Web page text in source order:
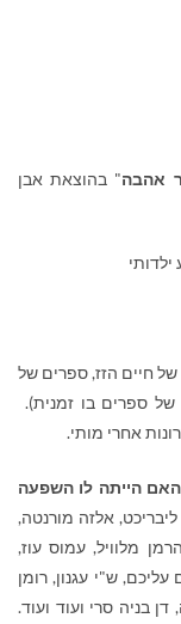
אהבה" בהוצאת אבן
חיים הזז, ספרים של
של ספרים בו זמנית).
אחרי מותי.
הייתה לו השפעה
אלזה מורנטה,
מלוויל, עמוס עוז,
ש"י עגנון, רומן
בניה סרי ועוד ועוד.